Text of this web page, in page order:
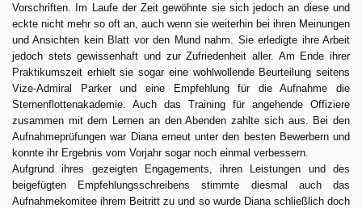
Vorschriften. Im Laufe der Zeit gewöhnte sie sich jedoch an diese und
eckte nicht mehr so oft an, auch wenn sie weiterhin bei ihren Meinungen
und Ansichten kein Blatt vor den Mund nahm. Sie erledigte ihre Arbeit
jedoch stets gewissenhaft und zur Zufriedenheit aller. Am Ende ihrer
Praktikumszeit erhielt sie sogar eine wohlwollende Beurteilung seitens
Vize-Admiral Parker und eine Empfehlung für die Aufnahme die
Sternenflottenakademie. Auch das Training für angehende Offiziere
zusammen mit dem Lernen an den Abenden zahlte sich aus. Bei den
Aufnahmeprüfungen war Diana erneut unter den besten Bewerbern und
konnte ihr Ergebnis vom Vorjahr sogar noch einmal verbessern.
Aufgrund ihres gezeigten Engagements, ihren Leistungen und des
beigefügten Empfehlungsschreibens stimmte diesmal auch das
Aufnahmekomitee ihrem Beitritt zu und so wurde Diana schließlich doch